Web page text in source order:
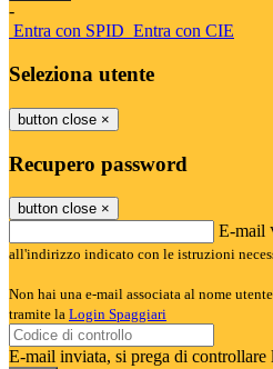
-
Entra con SPID Entra con CIE
Seleziona utente
button close ×
Recupero password
button close ×
E-mail
all'indirizzo indicato con le istruzioni
Non hai una e-mail associata al nome
tramite la Login Spaggiari
E-mail inviata, si prega di controllare